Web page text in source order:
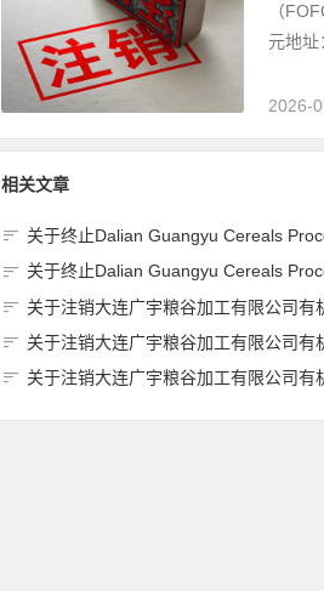
（
元地址
2026-
相关文章
关于终止Dalian Guangyu Cereals Processing Co., Ltd.(大连广宇粮谷加工有限公司)JAS
关于终止Dalian Guangyu Cereals Processing Co., Ltd.(大连广宇粮谷加工有限公司
关于注销大连广宇粮谷加工有限公司有机产品认
关于注销大连广宇粮谷加工有限公司有机产品认
关于注销大连广宇粮谷加工有限公司有机产品认